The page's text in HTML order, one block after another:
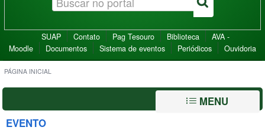
SUAP Contato Pag Tesouro Biblioteca
AVA -
Moodle
Documentos Sistema de eventos Periódicos Ouvidoria
PÁGINA INICIAL
MENU
EVENTO